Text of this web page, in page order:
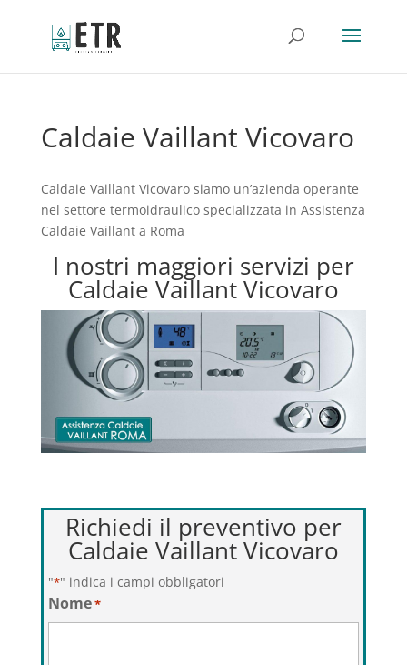
Caldaie Vaillant Vicovaro
Caldaie Vaillant Vicovaro siamo un’azienda operante
nel settore termoidraulico specializzata in Assistenza
Caldaie Vaillant a Roma
I nostri maggiori servizi per
Caldaie Vaillant Vicovaro
Richiedi il preventivo per
Caldaie Vaillant Vicovaro
"*" indica i campi obbligatori
Nome*